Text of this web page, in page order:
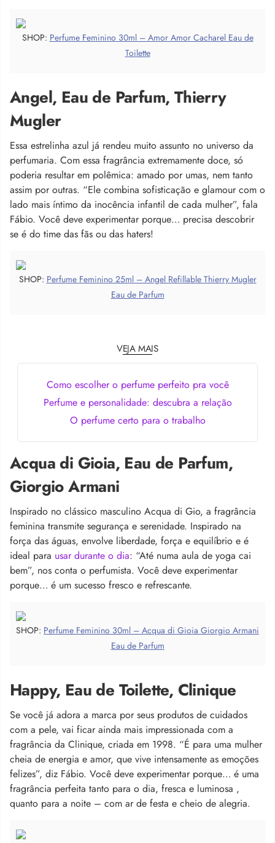
SHOP: Perfume Feminino 30ml – Amor Amor Cacharel Eau de
Toilette
Angel, Eau de Parfum, Thierry
Mugler
Essa estrelinha azul já rendeu muito assunto no universo da
perfumaria. Com essa fragrância extremamente doce, só
poderia resultar em polêmica: amado por umas, nem tanto
assim por outras. “Ele combina sofisticação e glamour com o
lado mais íntimo da inocência infantil de cada mulher”, fala
Fábio. Você deve experimentar porque… precisa descobrir
se é do time das fãs ou das haters!
SHOP: Perfume Feminino 25ml – Angel Refillable Thierry Mugler
Eau de Parfum
VEJA MAIS
Como escolher o perfume perfeito pra você
Perfume e personalidade: descubra a relação
O perfume certo para o trabalho
Acqua di Gioia, Eau de Parfum,
Giorgio Armani
Inspirado no clássico masculino Acqua di Gio, a fragrância
feminina transmite segurança e serenidade. Inspirado na
força das águas, envolve liberdade, força e equilíbrio e é
ideal para usar durante o dia: “Até numa aula de yoga cai
bem”, nos conta o perfumista. Você deve experimentar
porque… é um sucesso fresco e refrescante.
SHOP: Perfume Feminino 30ml – Acqua di Gioia Giorgio Armani
Eau de Parfum
Happy, Eau de Toilette, Clinique
Se você já adora a marca por seus produtos de cuidados
com a pele, vai ficar ainda mais impressionada com a
fragrância da Clinique, criada em 1998. “É para uma mulher
cheia de energia e amor, que vive intensamente as emoções
felizes”, diz Fábio. Você deve experimentar porque… é uma
fragrância perfeita tanto para o dia, fresca e luminosa ,
quanto para a noite – com ar de festa e cheio de alegria.